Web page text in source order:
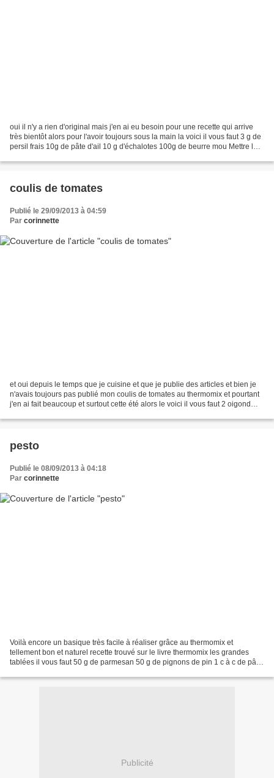
oui il n'y a rien d'original mais j'en ai eu besoin pour une recette qui arrive
très bientôt alors pour l'avoir toujours sous la main la voici il vous faut 3 g de
persil frais 10g de pâte d'ail 10 g d'échalotes 100g de beurre mou Mettre le
coulis de tomates
Publié le 29/09/2013 à 04:59
Par corinnette
et oui depuis le temps que je cuisine et que je publie des articles et bien je
n'avais toujours pas publié mon coulis de tomates au thermomix et pourtant
j'en ai fait beaucoup et surtout cette été alors le voici il vous faut 2 oigond
pesto
Publié le 08/09/2013 à 04:18
Par corinnette
Voilà encore un basique très facile à réaliser grâce au thermomix et
tellement bon et naturel recette trouvé sur le livre thermomix les grandes
tablées il vous faut 50 g de parmesan 50 g de pignons de pin 1 c à c de pâte
Publicité